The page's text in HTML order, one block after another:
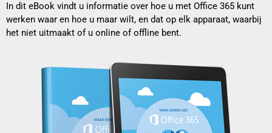
In dit eBook vindt u informatie over hoe u met Office 365 kunt
werken waar en hoe u maar wilt, en dat op elk apparaat, waarbij
het niet uitmaakt of u online of offline bent.